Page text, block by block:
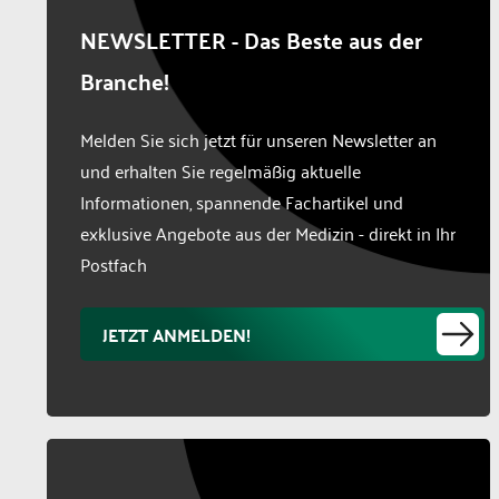
NEWSLETTER - Das Beste aus der
Branche!
Melden Sie sich jetzt für unseren Newsletter an
und erhalten Sie regelmäßig aktuelle
Informationen, spannende Fachartikel und
exklusive Angebote aus der Medizin - direkt in Ihr
Postfach
JETZT ANMELDEN!